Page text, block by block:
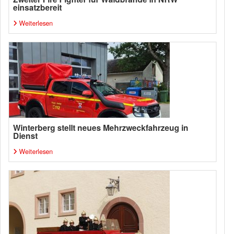
einsatzbereit
Weiterlesen
Winterberg stellt neues Mehrzweckfahrzeug in
Dienst
Weiterlesen